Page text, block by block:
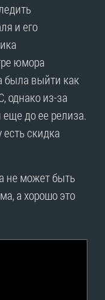
и его
юмора
была выйти как
однако из-за
до ее релиза.
есть скидка
не может быть
а хорошо это